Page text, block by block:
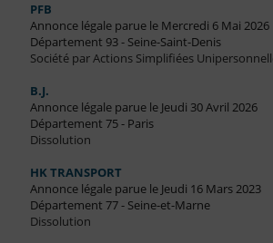
PFB
Annonce légale parue le Mercredi 6 Mai 2026
Département 93 - Seine-Saint-Denis
Société par Actions Simplifiées
B.J.
Annonce légale parue le Jeudi 30 Avril 2026
Département 75 - Paris
Dissolution
HK TRANSPORT
Annonce légale parue le Jeudi 16 Mars 2023
Département 77 - Seine-et-Marne
Dissolution